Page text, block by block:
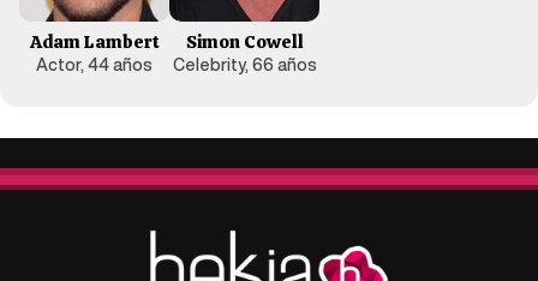
Adam Lambert
Actor, 44 años
Simon Cowell
Celebrity, 66 años